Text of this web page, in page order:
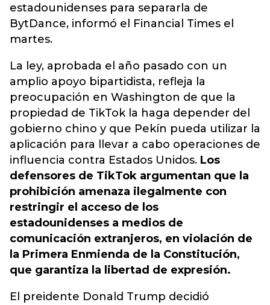
estadounidenses para separarla de
BytDance, informó el Financial Times el
martes.
La ley, aprobada el año pasado con un
amplio apoyo bipartidista, refleja la
preocupación en Washington de que la
propiedad de TikTok la haga depender del
gobierno chino y que Pekín pueda utilizar la
aplicación para llevar a cabo operaciones de
influencia contra Estados Unidos. Los
defensores de TikTok argumentan que la
prohibición amenaza ilegalmente con
restringir el acceso de los
estadounidenses a medios de
comunicación extranjeros, en violación de
la Primera Enmienda de la Constitución,
que garantiza la libertad de expresión.
El preidente Donald Trump decidió